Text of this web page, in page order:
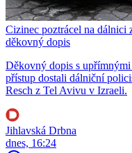
Cizinec poztrácel na dálnici
děkovný dopis
Děkovný dopis s
přístup dostali dálniční
Resch z Tel Avivu v Izraeli.
Jihlavská Drbna
dnes, 16:24